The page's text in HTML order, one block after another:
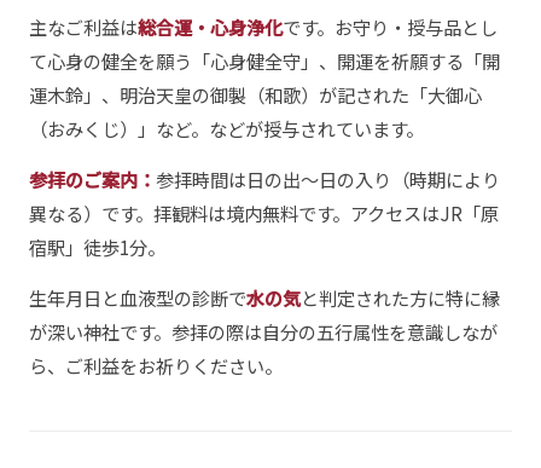
主なご利益は総合運・心身浄化です。お守り・授与品とし
て心身の健全を願う「心身健全守」、開運を祈願する「開
運木鈴」、明治天皇の御製（和歌）が記された「大御心
（おみくじ）」など。などが授与されています。
参拝のご案内： 参拝時間は日の出〜日の入り（時期により
異なる）です。拝観料は境内無料です。アクセスはJR「原
宿駅」徒歩1分。
生年月日と血液型の診断で水の気と判定された方に特に縁
が深い神社です。参拝の際は自分の五行属性を意識しなが
ら、ご利益をお祈りください。